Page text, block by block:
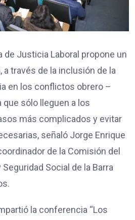
de Justicia Laboral propone un
a través de la inclusión de la
en los conflictos obrero –
sólo lleguen a los
más complicados y evitar
señaló Jorge Enrique
de la Comisión del
Social de la Barra
la conferencia “Los